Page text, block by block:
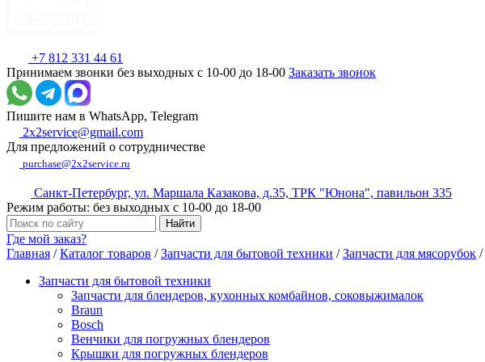
+7 812 331 44 61
Принимаем звонки без выходных с 10-00 до 18-00 Заказать звонок
Пишите нам в WhatsApp, Telegram
2x2service@gmail.com
Для предложений о сотрудничестве
purchase@2x2service.ru
Санкт-Петербург, ул. Маршала Казакова, д.35, ТРК "Юнона", павильон 335
Режим работы: без выходных с 10-00 до 18-00
Где мой заказ?
Главная /Каталог товаров /Запчасти для бытовой техники /Запчасти для мясорубок /
Запчасти для бытовой техники
Запчасти для блендеров, кухонных комбайнов, соковыжималок
Braun
Bosch
Венчики для погружных блендеров
Крышки для погружных блендеров